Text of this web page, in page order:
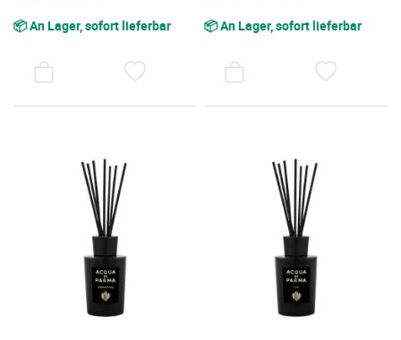
📦 An Lager, sofort lieferbar 📦 An Lager, sofort lieferbar